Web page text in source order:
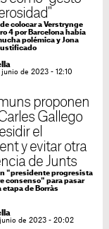
colocar a Verstrynge
4 por Barcelona había
polémica y Jona
junio de 2023 - 12:10
proponen
Gallego
el
y evitar otra
de Junts
"presidente progresista
consenso" para pasar
etapa de Borràs
junio de 2023 - 20:02